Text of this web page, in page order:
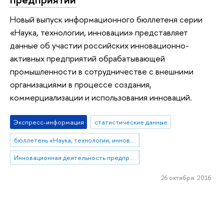
Новый выпуск информационного бюллетеня серии
«Наука, технологии, инновации» представляет
данные об участии российских инновационно-
активных предприятий обрабатывающей
промышленности в сотрудничестве с внешними
организациями в процессе создания,
коммерциализации и использования инноваций.
Экспресс-информация
статистические данные
бюллетень «Наука, технологии, инновации»
Инновационная деятельность предприятий
26 октября 2016